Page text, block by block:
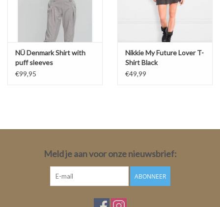
NÜ Denmark Shirt with
puff sleeves
€99,95
Nikkie My Future Lover T-
Shirt Black
€49,99
Meld je aan voor onze nieuwsbrief:
ABONNEER